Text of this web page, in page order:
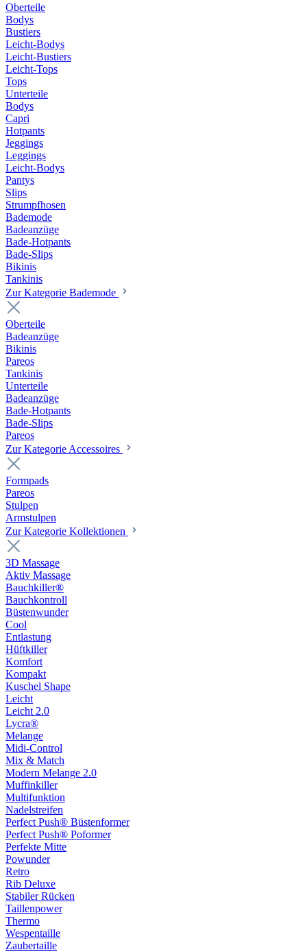
Oberteile
Bodys
Bustiers
Leicht-Bodys
Leicht-Bustiers
Leicht-Tops
Tops
Unterteile
Bodys
Capri
Hotpants
Jeggings
Leggings
Leicht-Bodys
Pantys
Slips
Strumpfhosen
Bademode
Badeanzüge
Bade-Hotpants
Bade-Slips
Bikinis
Tankinis
Zur Kategorie Bademode
Oberteile
Badeanzüge
Bikinis
Pareos
Tankinis
Unterteile
Badeanzüge
Bade-Hotpants
Bade-Slips
Pareos
Zur Kategorie Accessoires
Formpads
Pareos
Stulpen
Armstulpen
Zur Kategorie Kollektionen
3D Massage
Aktiv Massage
Bauchkiller®
Bauchkontroll
Büstenwunder
Cool
Entlastung
Hüftkiller
Komfort
Kompakt
Kuschel Shape
Leicht
Leicht 2.0
Lycra®
Melange
Midi-Control
Mix & Match
Modern Melange 2.0
Muffinkiller
Multifunktion
Nadelstreifen
Perfect Push® Büstenformer
Perfect Push® Poformer
Perfekte Mitte
Powunder
Retro
Rib Deluxe
Stabiler Rücken
Taillenpower
Thermo
Wespentaille
Zaubertaille